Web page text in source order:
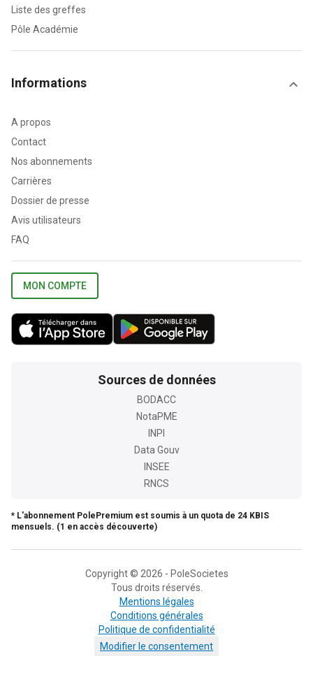
Liste des greffes
Pôle Académie
Informations
A propos
Contact
Nos abonnements
Carrières
Dossier de presse
Avis utilisateurs
FAQ
MON COMPTE
Sources de données
BODACC
NotaPME
INPI
Data Gouv
INSEE
RNCS
* L'abonnement PolePremium est soumis à un quota de 24 KBIS
mensuels. (1 en accès découverte)
Copyright © 2026 - PoleSocietes
Tous droits réservés.
Mentions légales
Conditions générales
Politique de confidentialité
Modifier le consentement